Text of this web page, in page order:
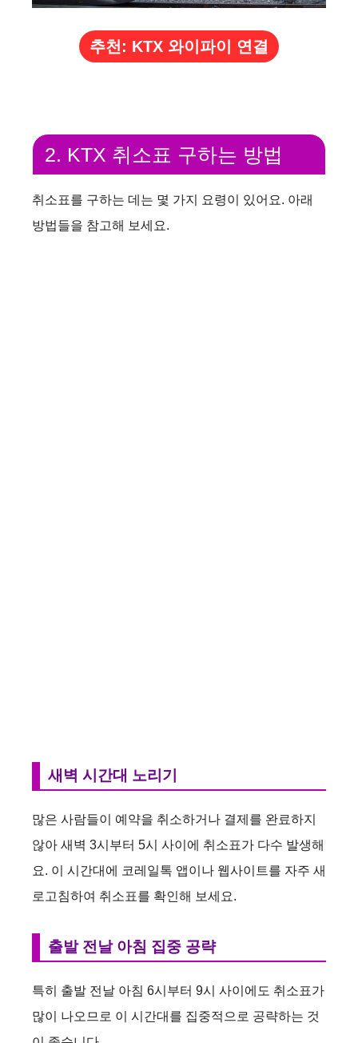
추천: KTX 와이파이 연결
2. KTX 취소표 구하는 방법
취소표를 구하는 데는 몇 가지 요령이 있어요. 아래
방법들을 참고해 보세요.
새벽 시간대 노리기
많은 사람들이 예약을 취소하거나 결제를 완료하지
않아 새벽 3시부터 5시 사이에 취소표가 다수 발생해
요. 이 시간대에 코레일톡 앱이나 웹사이트를 자주 새
로고침하여 취소표를 확인해 보세요.
출발 전날 아침 집중 공략
특히 출발 전날 아침 6시부터 9시 사이에도 취소표가
많이 나오므로 이 시간대를 집중적으로 공략하는 것